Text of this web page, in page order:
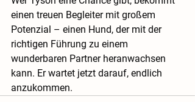
einen treuen Begleiter mit großem
Potenzial – einen Hund, der mit der
richtigen Führung zu einem
wunderbaren Partner heranwachsen
kann. Er wartet jetzt darauf, endlich
anzukommen.